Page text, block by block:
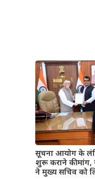
सूचना आयोग के
शुरू कराने की मांग,
ने मुख्य सचिव को